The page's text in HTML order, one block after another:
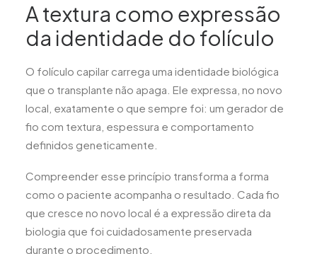
A textura como expressão
da identidade do folículo
O folículo capilar carrega uma identidade biológica
que o transplante não apaga. Ele expressa, no novo
local, exatamente o que sempre foi: um gerador de
fio com textura, espessura e comportamento
definidos geneticamente.
Compreender esse princípio transforma a forma
como o paciente acompanha o resultado. Cada fio
que cresce no novo local é a expressão direta da
biologia que foi cuidadosamente preservada
durante o procedimento.